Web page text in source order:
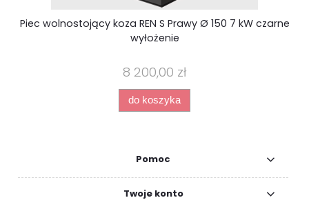
Piec wolnostojący koza REN S Prawy Ø 150 7 kW czarne
wyłożenie
8 200,00 zł
do koszyka
Pomoc
Twoje konto